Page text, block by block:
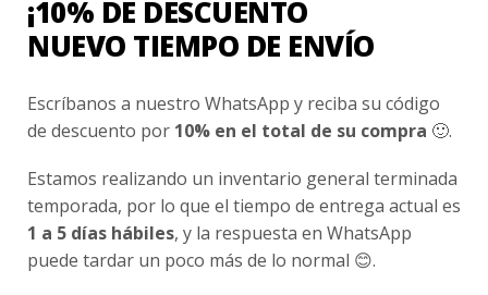
Esenciales
Contacto
Cambios y Devoluciones
¿Cómo Medirme?
¡10% DE DESCUENTO
NUEVO TIEMPO DE ENVÍO
Escríbanos a nuestro WhatsApp y reciba su código
de descuento por 10% en el total de su compra 🙂.
Estamos realizando un inventario general terminada
temporada, por lo que el tiempo de entrega actual es
1 a 5 días hábiles, y la respuesta en WhatsApp
puede tardar un poco más de lo normal 😊.